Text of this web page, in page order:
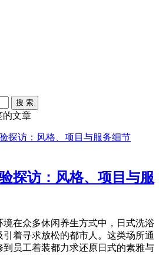
搜 索
的文章
探访：风格、项目与服
境在众多休闲养生方式中，日式洗浴
引着寻求放松的都市人。这类场所通
员工着装都力求还原日式的素雅与